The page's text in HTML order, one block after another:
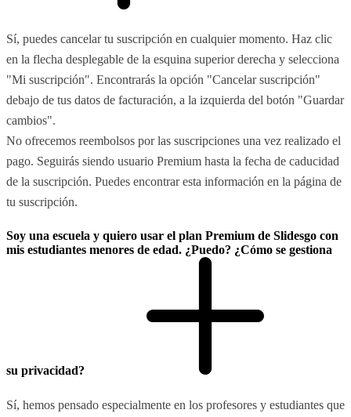
Sí, puedes cancelar tu suscripción en cualquier momento. Haz clic
en la flecha desplegable de la esquina superior derecha y selecciona
"Mi suscripción". Encontrarás la opción "Cancelar suscripción"
debajo de tus datos de facturación, a la izquierda del botón "Guardar
cambios".
No ofrecemos reembolsos por las suscripciones una vez realizado el
pago. Seguirás siendo usuario Premium hasta la fecha de caducidad
de la suscripción. Puedes encontrar esta información en la página de
tu suscripción.
Soy una escuela y quiero usar el plan Premium de Slidesgo con
mis estudiantes menores de edad. ¿Puedo? ¿Cómo se gestiona
su privacidad?
Sí, hemos pensado especialmente en los profesores y estudiantes que